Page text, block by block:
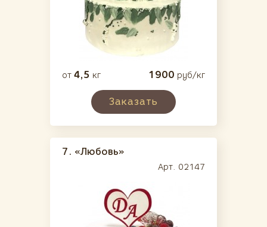
от 4,5 кг 1900 руб/кг
Заказать
7. «Любовь»
Арт. 02147